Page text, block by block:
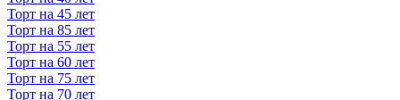
Торт на 45 лет
Торт на 85 лет
Торт на 55 лет
Торт на 60 лет
Торт на 75 лет
Торт на 70 лет